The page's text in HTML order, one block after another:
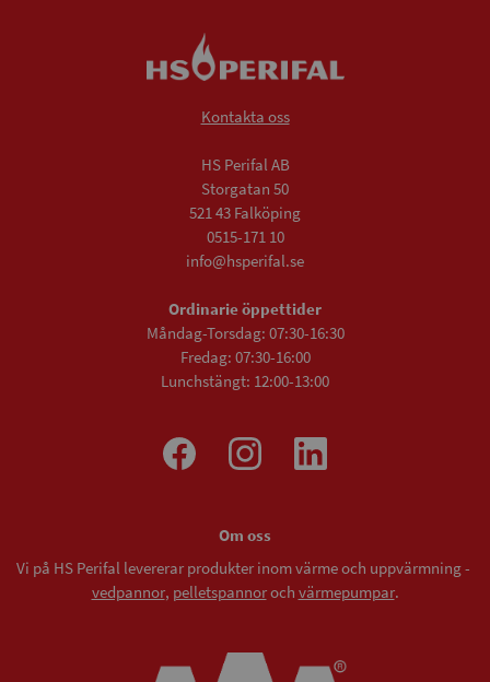
Kontakta oss
HS Perifal AB
Storgatan 50
521 43 Falköping
0515-171 10
info@hsperifal.se
Ordinarie öppettider
Måndag-Torsdag: 07:30-16:30
Fredag: 07:30-16:00
Lunchstängt: 12:00-13:00
Om oss
Vi på HS Perifal levererar produkter inom värme och uppvärmning -
vedpannor, pelletspannoroch värmepumpar.